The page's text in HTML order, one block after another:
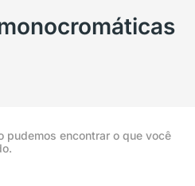
pudemos encontrar o que você